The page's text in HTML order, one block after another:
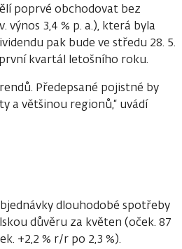
poprvé obchodovat bez
výnos 3,4 % p. a.), která byla
pak bude ve středu 28. 5.
kvartál letošního roku.
Předepsané pojistné by
a většinou regionů,“ uvádí
dlouhodobé spotřeby
důvěru za květen (oček. 87
+2,2 % r/r po 2,3 %).